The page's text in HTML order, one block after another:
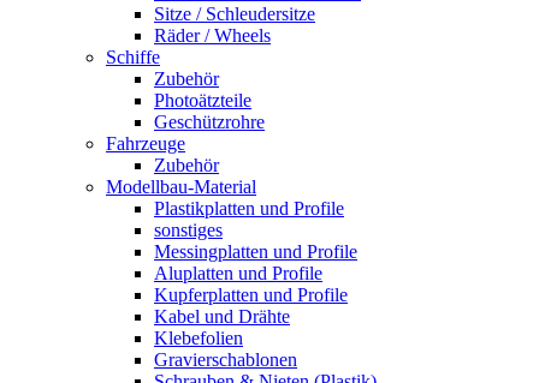
Sitze / Schleudersitze
Räder / Wheels
Schiffe
Zubehör
Photoätzteile
Geschützrohre
Fahrzeuge
Zubehör
Modellbau-Material
Plastikplatten und Profile
sonstiges
Messingplatten und Profile
Aluplatten und Profile
Kupferplatten und Profile
Kabel und Drähte
Klebefolien
Gravierschablonen